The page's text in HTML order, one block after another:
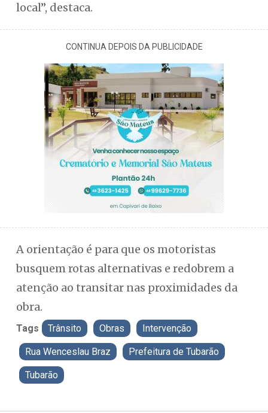
local”, destaca.
CONTINUA DEPOIS DA PUBLICIDADE
A orientação é para que os motoristas
busquem rotas alternativas e redobrem a
atenção ao transitar nas proximidades da
obra.
Tags Trânsito Obras Intervenção
Rua Wenceslau Braz Prefeitura de Tubarão
Tubarão